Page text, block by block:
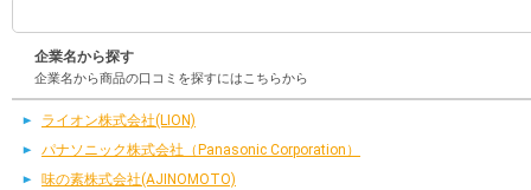
企業名から探す
企業名から商品の口コミを探すにはこちらから
ライオン株式会社(LION)
パナソニック株式会社（Panasonic Corporation）
味の素株式会社(AJINOMOTO)